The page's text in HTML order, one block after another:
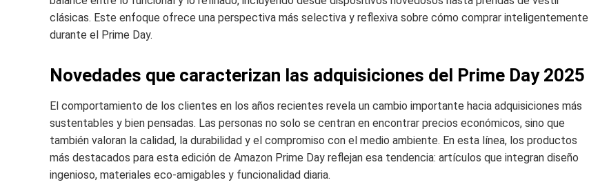
clásicas. Este enfoque ofrece una perspectiva más selectiva y reflexiva sobre cómo comprar inteligentemente
durante el Prime Day.
Novedades que caracterizan las adquisiciones del Prime Day 2025
El comportamiento de los clientes en los años recientes revela un cambio importante hacia adquisiciones más
sustentables y bien pensadas. Las personas no solo se centran en encontrar precios económicos, sino que
también valoran la calidad, la durabilidad y el compromiso con el medio ambiente. En esta línea, los productos
más destacados para esta edición de Amazon Prime Day reflejan esa tendencia: artículos que integran diseño
ingenioso, materiales eco-amigables y funcionalidad diaria.